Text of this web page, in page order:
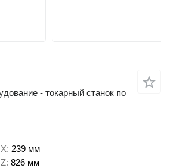
- токарный станок по
239 мм
826 мм